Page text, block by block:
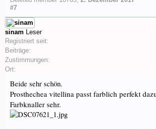
#7
sinam Leser
Registriert seit:
Beiträge:
Zustimmungen:
Ort:
Beide sehr schön.
Prosthechea vitellina passt farblich perfekt
Farbknaller sehr.